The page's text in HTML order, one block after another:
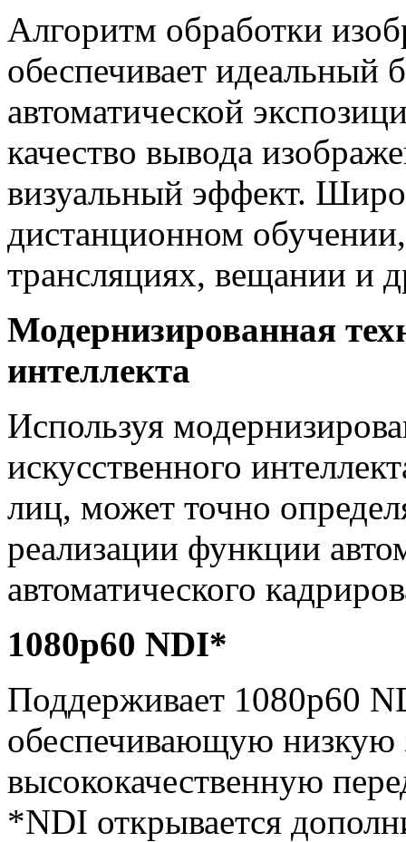
Алгоритм обработки
обеспечивает идеальный
автоматической
качество вывода
визуальный эффект.
дистанционном
трансляциях, вещании и
Модернизированная
интеллекта
Используя
искусственного
лиц, может точно
реализации функции
автоматического
1080p60 NDI*
Поддерживает 1080p60
обеспечивающую низкую
высококачественную
*NDI открывается